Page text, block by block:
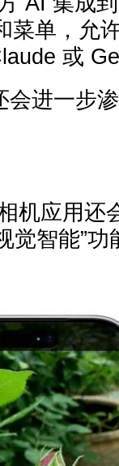
菜单，允
或
进一步
机应用还
觉智能”